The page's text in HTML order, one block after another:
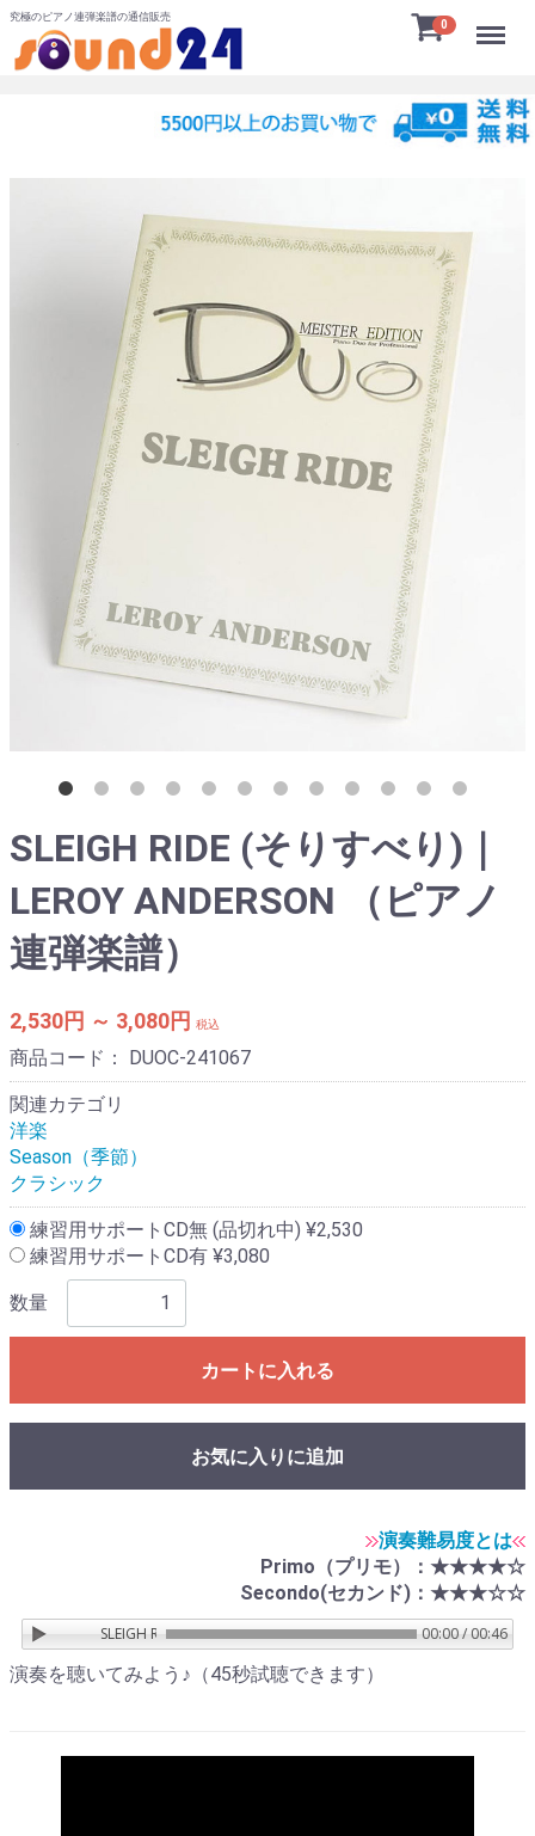
究極のピアノ連弾楽譜の通信販売
0 Menu
SLEIGH RIDE (そりすべり)｜
LEROY ANDERSON （ピアノ
連弾楽譜）
2,530円 ～ 3,080円 税込
商品コード： DUOC-241067
関連カテゴリ
洋楽
Season（季節）
クラシック
練習用サポートCD無 (品切れ中) ¥2,530
練習用サポートCD有 ¥3,080
数量
カートに入れる
お気に入りに追加
演奏難易度とは
Primo（プリモ）：★★★★☆
Secondo(セカンド)：★★★☆☆
SLEIGH RIDE(そりすべり)／LEROY ANDERSON 00:00 / 00:46
演奏を聴いてみよう♪（45秒試聴できます）